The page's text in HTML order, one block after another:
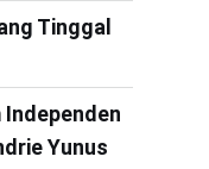
Tinggal
Independen
Yunus